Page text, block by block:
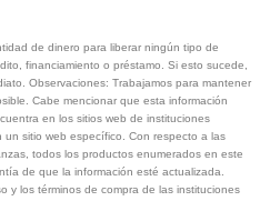
de dinero para liberar ningún tipo de
financiamiento o préstamo. Si esto sucede,
Observaciones: Trabajamos para mantener
Cabe mencionar que esta información
en los sitios web de instituciones
sitio web específico. Con respecto a las
todos los productos enumerados en este
de que la información esté actualizada.
y los términos de compra de las instituciones